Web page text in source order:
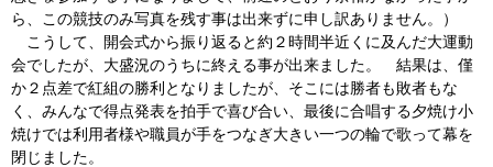
ら、この競技のみ写真を残す事は出来ずに申し訳ありません。）
こうして、開会式から振り返ると約２時間半近くに及んだ大運動
会でしたが、大盛況のうちに終える事が出来ました。 結果は、僅
か２点差で紅組の勝利となりましたが、そこには勝者も敗者もな
く、みんなで得点発表を拍手で喜び合い、最後に合唱する夕焼け小
焼けでは利用者様や職員が手をつなぎ大きい一つの輪で歌って幕を
閉じました。